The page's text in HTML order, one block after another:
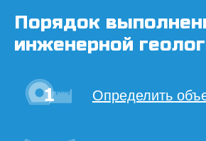
Порядок
инженерной
Определить